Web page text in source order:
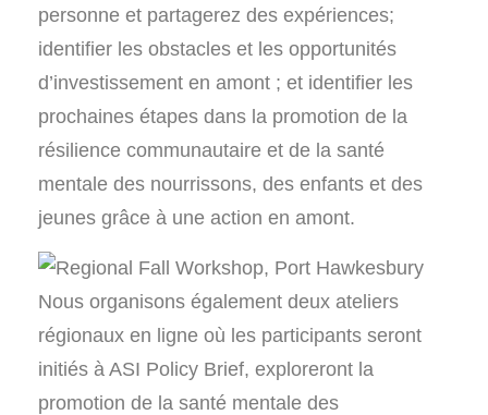
personne et partagerez des expériences;
identifier les obstacles et les opportunités
d’investissement en amont ; et identifier les
prochaines étapes dans la promotion de la
résilience communautaire et de la santé
mentale des nourrissons, des enfants et des
jeunes grâce à une action en amont.
Nous organisons également deux ateliers
régionaux en ligne où les participants seront
initiés à ASI Policy Brief, exploreront la
promotion de la santé mentale des